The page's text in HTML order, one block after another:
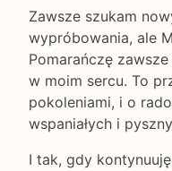
Zawsze szukam
wypróbowania, ale
Pomarańczę
w moim sercu. To
pokoleniami, i o
wspaniałych i
I tak, gdy